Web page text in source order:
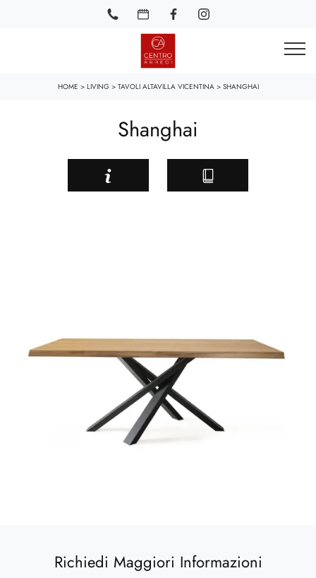
HOME > LIVING> TAVOLI ALTAVILLA VICENTINA > SHANGHAI
Shanghai
Richiedi Maggiori Informazioni